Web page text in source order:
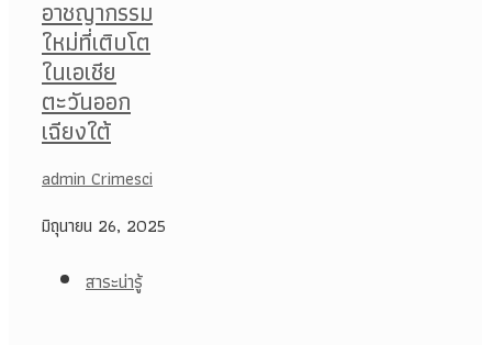
admin Crimesci
มิถุนายน 26, 2025
สาระน่ารู้